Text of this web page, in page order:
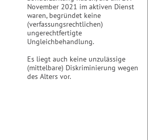
November 2021 im aktiven Dienst
waren, begründet keine
(verfassungsrechtlichen)
ungerechtfertigte
Ungleichbehandlung.
Es liegt auch keine unzulässige
(mittelbare) Diskriminierung wegen
des Alters vor.